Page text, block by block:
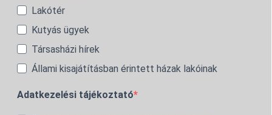
Lakótér
Kutyás ügyek
Társasházi hírek
Állami kisajátításban érintett házak lakóinak
Adatkezelési tájékoztató